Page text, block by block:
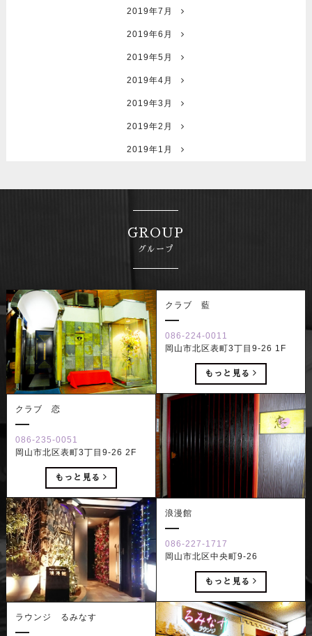
2019年7月
2019年6月
2019年5月
2019年4月
2019年3月
2019年2月
2019年1月
GROUP
グループ
クラブ 藍
086-224-0011
岡山市北区表町3丁目9-26 1F
もっと見る
クラブ 恋
086-235-0051
岡山市北区表町3丁目9-26 2F
もっと見る
浪漫館
086-227-1717
岡山市北区中央町9-26
もっと見る
ラウンジ るみなす